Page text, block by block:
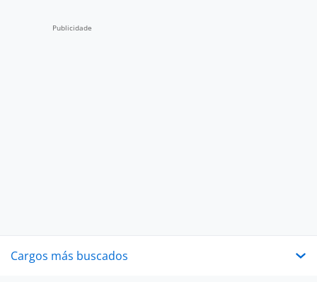
Cargos más buscados